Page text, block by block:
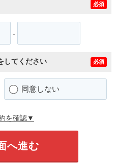
必須
-
してください 必須
同意しない
を確認▼